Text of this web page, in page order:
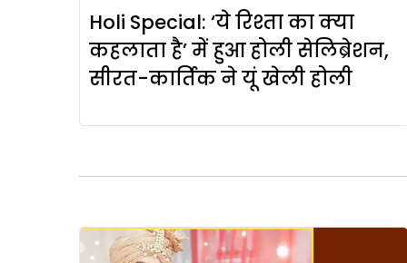
Holi Special: ‘ये रिश्ता का क्या
कहलाता है’ में हुआ होली सेलिब्रेशन,
सीरत-कार्तिक ने यूं खेली होली